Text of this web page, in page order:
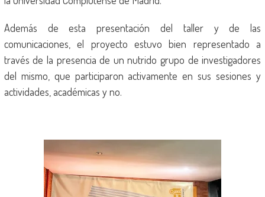
Además de esta presentación del taller y de las
comunicaciones, el proyecto estuvo bien representado a
través de la presencia de un nutrido grupo de investigadores
del mismo, que participaron activamente en sus sesiones y
actividades, académicas y no.